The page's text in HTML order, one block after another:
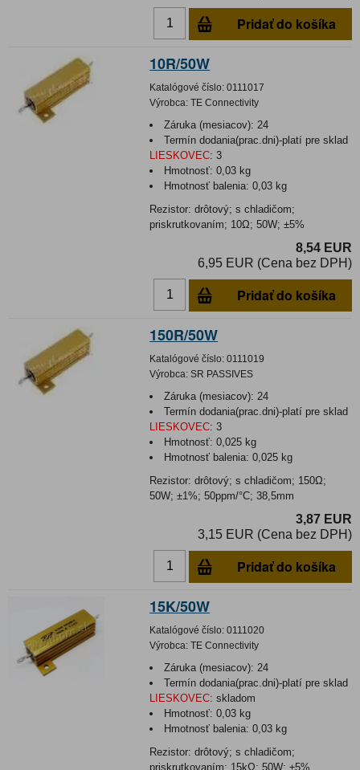
Pridať do košíka
10R/50W
Katalógové číslo: 0111017
Výrobca: TE Connectivity
Záruka (mesiacov): 24
Termín dodania(prac.dni)-platí pre sklad
LIESKOVEC: 3
Hmotnosť:0,03 kg
Hmotnosť balenia:0,03 kg
Rezistor: drôtový; s chladičom;
priskrutkovaním; 10Ω; 50W; ±5%
8,54 EUR
6,95 EUR (Cena bez DPH)
Pridať do košíka
150R/50W
Katalógové číslo: 0111019
Výrobca: SR PASSIVES
Záruka (mesiacov): 24
Termín dodania(prac.dni)-platí pre sklad
LIESKOVEC: 3
Hmotnosť:0,025 kg
Hmotnosť balenia:0,025 kg
Rezistor: drôtový; s chladičom; 150Ω;
50W; ±1%; 50ppm/°C; 38,5mm
3,87 EUR
3,15 EUR (Cena bez DPH)
Pridať do košíka
15K/50W
Katalógové číslo: 0111020
Výrobca: TE Connectivity
Záruka (mesiacov): 24
Termín dodania(prac.dni)-platí pre sklad
LIESKOVEC: skladom
Hmotnosť:0,03 kg
Hmotnosť balenia:0,03 kg
Rezistor: drôtový; s chladičom;
priskrutkovaním; 15kΩ; 50W; ±5%